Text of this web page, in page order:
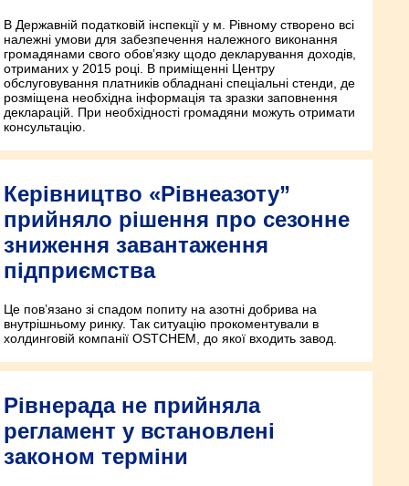
В Державній податковій інспекції у м. Рівному створено всі
належні умови для забезпечення належного виконання
громадянами свого обов’язку щодо декларування доходів,
отриманих у 2015 році. В приміщенні Центру
обслуговування платників обладнані спеціальні стенди, де
розміщена необхідна інформація та зразки заповнення
декларацій. При необхідності громадяни можуть отримати
консультацію.
Керівництво «Рівнеазоту”
прийняло рішення про сезонне
зниження завантаження
підприємства
Це пов’язано зі спадом попиту на азотні добрива на
внутрішньому ринку. Так ситуацію прокоментували в
холдинговій компанії OSTCHEM, до якої входить завод.
Рівнерада не прийняла
регламент у встановлені
законом терміни